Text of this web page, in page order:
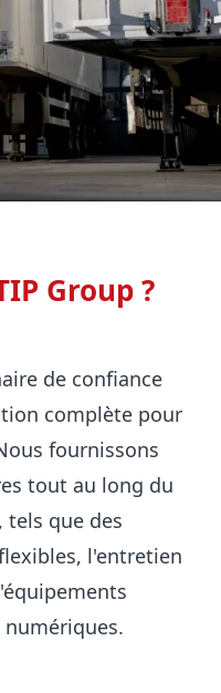
Group ?
de confiance
complète pour
fournissons
tout au long du
tels que des
l'entretien